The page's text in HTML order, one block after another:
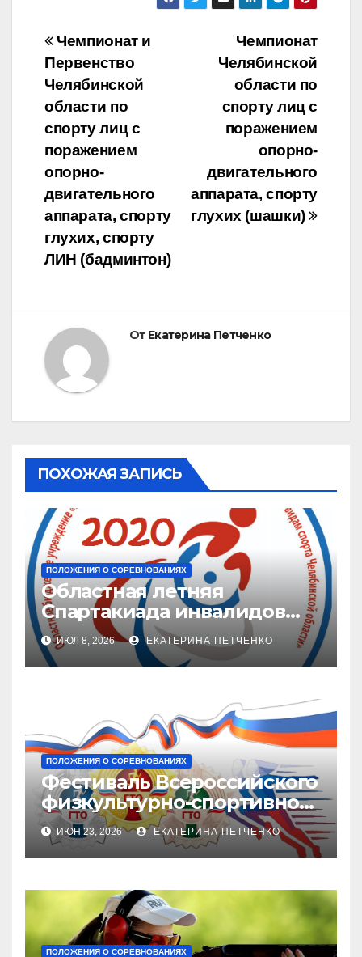
Навигация
по
записям
Чемпионат
Челябинской
области по
спорту лиц с
поражением
опорно-
двигательного
аппарата, спорту
глухих (шашки)
Чемпионат и
Первенство
Челябинской
области по
спорту лиц с
поражением
опорно-
двигательного
аппарата, спорту
глухих, спорту
ЛИН (бадминтон)
От Екатерина Петченко
ПОХОЖАЯ ЗАПИСЬ
ПОЛОЖЕНИЯ О СОРЕВНОВАНИЯХ
Областная летняя
Спартакиада инвалидов
2026 г.
ИЮЛ 8, 2026 ЕКАТЕРИНА ПЕТЧЕНКО
ПОЛОЖЕНИЯ О СОРЕВНОВАНИЯХ
Фестиваль Всероссийского
физкультурно-спортивного
комплекса «Готов в труду и
обороне» (ГТО)
ИЮН 23, 2026 ЕКАТЕРИНА ПЕТЧЕНКО
ПОЛОЖЕНИЯ О СОРЕВНОВАНИЯХ